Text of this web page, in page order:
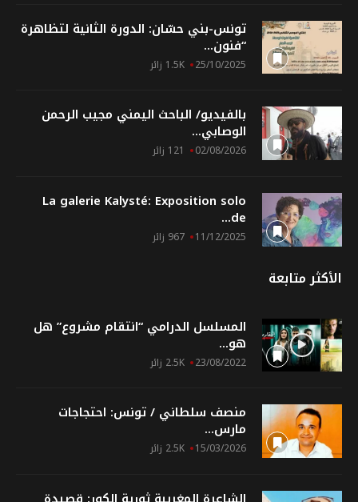
تونس-بني حسّان: الدورة الثانية لتظاهرة
“فنون...
25/10/2025 1.5K زائر
بالفيديو/ الباحث اليمني مجيب الرحمن
الوصابي...
02/08/2026 121 زائر
La galerie Kalysté: Exposition solo
de...
11/12/2025 967 زائر
الأكثر متابعة
المسلسل الدرامي “انتقام مشروع” هل
هو...
23/08/2022 2.5K زائر
منصف سلطاني / تونس: احتجاجات
مارس...
15/03/2026 2.5K زائر